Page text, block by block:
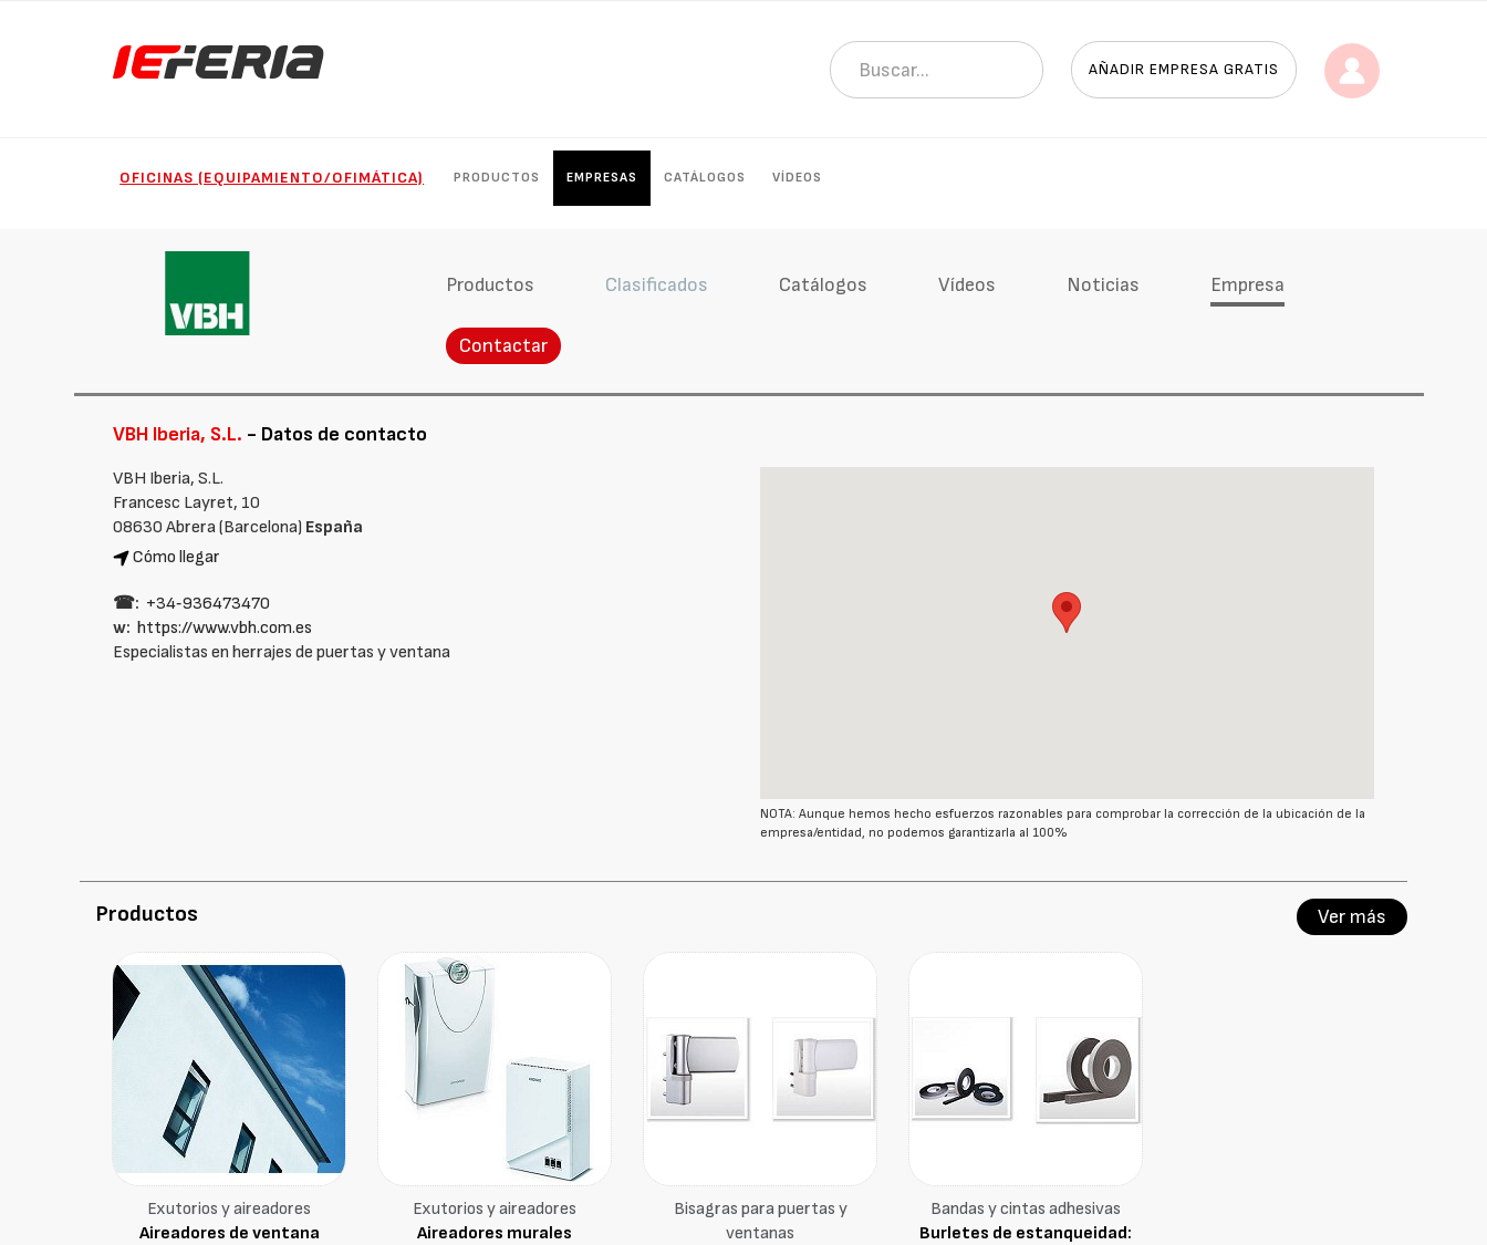
AÑADIR EMPRESA GRATIS
OFICINAS (EQUIPAMIENTO/OFIMÁTICA) PRODUCTOS EMPRESAS CATÁLOGOS VÍDEOS
Productos Clasificados Catálogos Vídeos Noticias Empresa
Contactar
VBH Iberia, S.L. - Datos de contacto
VBH Iberia, S.L.
Francesc Layret, 10
08630 Abrera (Barcelona) España
Cómo llegar
☎: +34‑936473470
w:https://www.vbh.com.es
Especialistas en herrajes de puertas y ventana
NOTA: Aunque hemos hecho esfuerzos razonables para comprobar la corrección de la ubicación de la
empresa/entidad, no podemos garantizarla al 100%
Productos Ver más
Exutorios y aireadores
Aireadores de ventana
Exutorios y aireadores
Aireadores murales
Bisagras para puertas y
ventanas
Bandas y cintas adhesivas
Burletes de estanqueidad: